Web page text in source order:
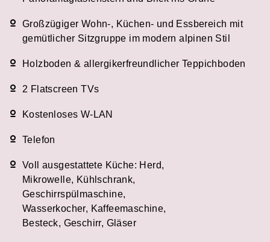
Großzügiger Wohn-, Küchen- und Essbereich mit
gemütlicher Sitzgruppe im modern alpinen Stil
Holzboden & allergikerfreundlicher Teppichboden
2 Flatscreen TVs
Kostenloses W-LAN
Telefon
Voll ausgestattete Küche: Herd,
Mikrowelle, Kühlschrank,
Geschirrspülmaschine,
Wasserkocher, Kaffeemaschine,
Besteck, Geschirr, Gläser